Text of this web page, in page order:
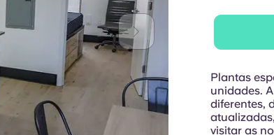
Plantas
unidades.
diferentes,
visitar as